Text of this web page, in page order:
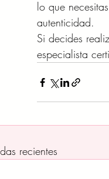
lo que
autenticidad.
Si decides
especialista
recientes